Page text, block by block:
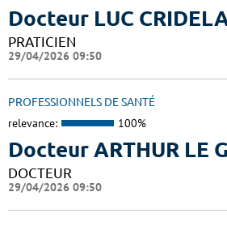
Docteur LUC
PRATICIEN
29/04/2026 09:50
PROFESSIONNELS DE SANTÉ
relevance: 100%
Docteur ARTHUR LE
DOCTEUR
29/04/2026 09:50